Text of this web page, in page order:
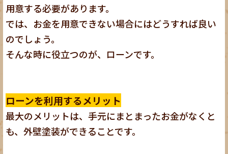
用意する必要があります。
では、お金を用意できない場合にはどうすれば良い
のでしょう。
そんな時に役立つのが、ローンです。
ローンを利用するメリット
最大のメリットは、手元にまとまったお金がなくと
も、外壁塗装ができることです。